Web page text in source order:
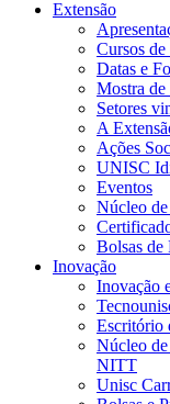
Extensão
Cursos
Datas e
Mostra de
Setores
A
Ações
UNISC
Eventos
Núcleo
Bolsas de
Inovação
Inovação
Escritório
Núcleo
NITT
Unisc